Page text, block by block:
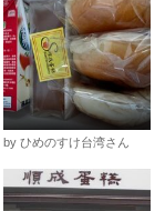
by ひめのすけ台湾さん